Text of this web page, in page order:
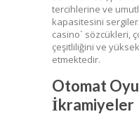
tercihlerine ve
kapasitesini
casino` sözcükleri,
çeşitliliğini ve
etmektedir.
Otomat
İkramiyeler